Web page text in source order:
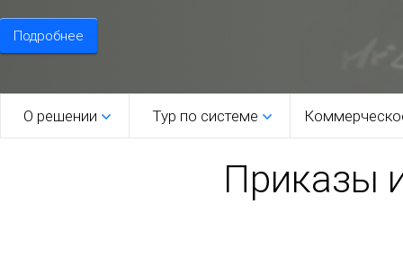
Подробнее
1
О решении Тур по системе
Приказы